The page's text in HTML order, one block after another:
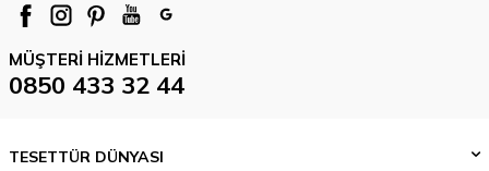
MÜŞTERI HIZMETLERI
0850 433 32 44
TESETTÜR DÜNYASI